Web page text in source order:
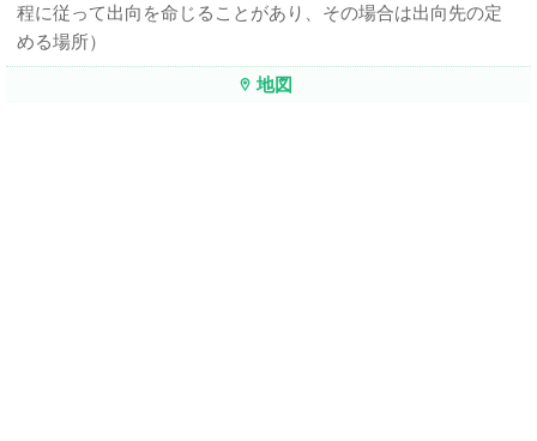
程に従って出向を命じることがあり、その場合は出向先の定
める場所）
地図